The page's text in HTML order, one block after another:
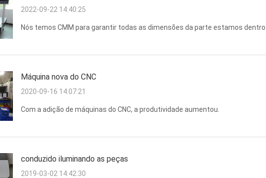
2022-09-22 14:40:25
Nós temos CMM para garantir todas as dimensões da parte estamos dentro
Máquina nova do CNC
2020-09-16 14:07:21
Com a adição de máquinas do CNC, a produtividade aumentou.
conduzido iluminando as peças
2019-03-02 14:42:30